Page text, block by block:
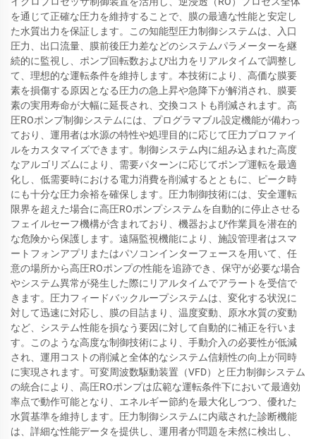
を通じて正確な圧力を維持することで、膜の最適な性能と安定し
た水質出力を保証します。この知能型圧力制御システムは、入口
圧力、出口流量、膜前後圧力差などのシステムパラメーターを継
続的に監視し、ポンプ回転数および出力をリアルタイムで調整し
て、理想的な運転条件を維持します。本技術により、高価な膜要
素を損傷する原因となる圧力の急上昇や急降下が解消され、膜要
素の実用寿命が大幅に延長され、交換コストも削減されます。高
圧ROポンプ制御システムには、プログラマブル設定機能が備わっ
ており、運用者は水源の特性や処理目的に応じて圧力プロファイ
ルをカスタマイズできます。制御システム内に組み込まれた高度
なアルゴリズムにより、需要パターンに応じてポンプ運転を最適
化し、低需要時における電力消費を削減するとともに、ピーク時
にも十分な圧力余裕を確保します。圧力制御技術には、安全運転
限界を超えた場合に高圧ROポンプシステムを自動的に停止させる
フェイルセーフ機構が含まれており、機器および作業員を潜在的
な危険から保護します。遠隔監視機能により、施設管理者はスマ
ートフォンアプリまたはパソコンインターフェースを用いて、任
意の場所から高圧ROポンプの性能を追跡でき、保守が必要な場合
やシステム異常が発生した際にリアルタイムでアラートを受信で
きます。圧力フィードバックループシステムは、変化する状況に
対して迅速に対応し、膜の目詰まり、温度変動、原水水質の変動
など、システム性能を損なう要因に対して自動的に補正を行いま
す。このような高度な制御技術により、手動介入の必要性が低減
され、運用コストの削減と全体的なシステム信頼性の向上が同時
に実現されます。可変周波数駆動装置（VFD）と圧力制御システム
の統合により、高圧ROポンプは広範な運転条件下において最適効
率点で動作可能となり、エネルギー節約を最大化しつつ、優れた
水質基準を維持します。圧力制御システムに内蔵された診断機能
は、詳細な性能データを提供し、運用者が問題を未然に検出し、